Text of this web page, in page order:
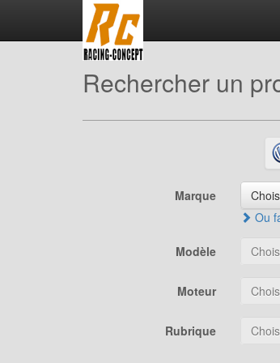
Rechercher un
Marque
Ou
Modèle
Moteur
Rubrique